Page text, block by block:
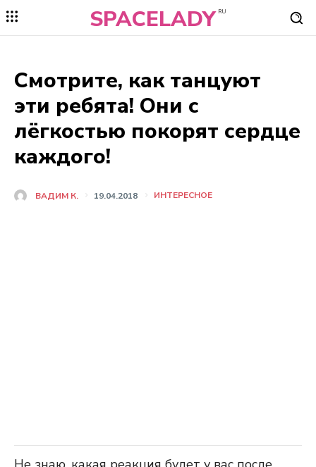
SPACELADY RU
Смотрите, как танцуют
эти ребята! Они с
лёгкостью покорят сердце
каждого!
ВАДИМ К. 19.04.2018 ИНТЕРЕСНОЕ